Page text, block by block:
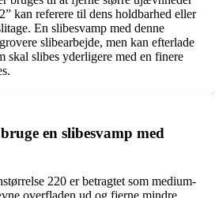
kan referere til dens holdbarhed eller
En slibesvamp med denne
slibearbejde, men kan efterlade
skal slibes yderligere med en finere
en slibesvamp med
220 er betragtet som medium-
overfladen ud og fjerne mindre